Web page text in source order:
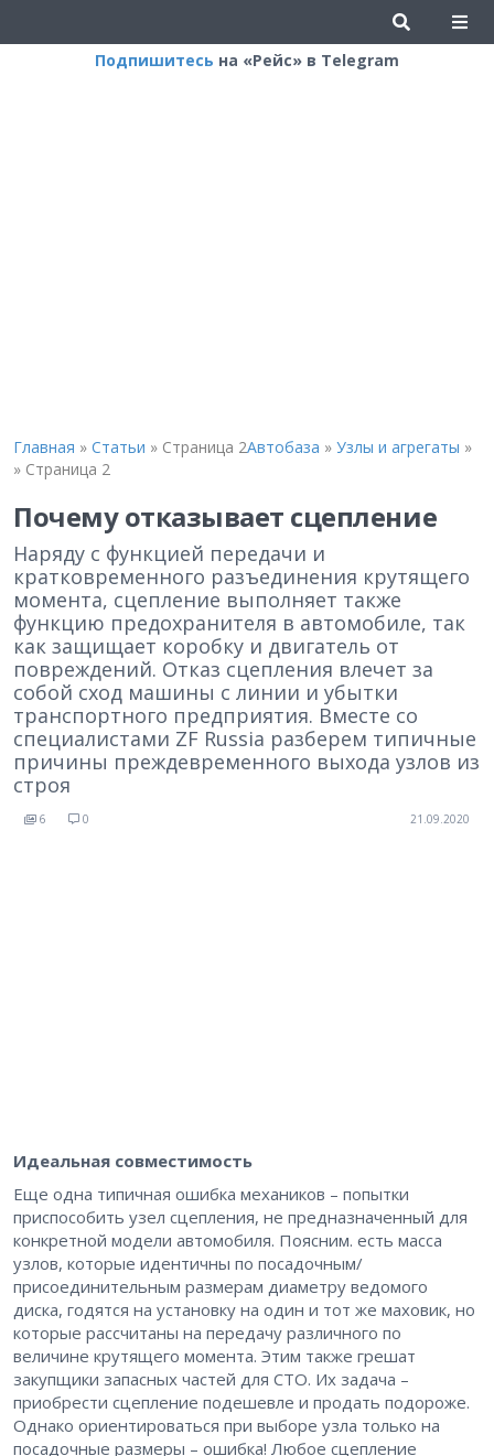
Подпишитесь на «Рейс» в Telegram
Главная » Статьи » Страница 2Автобаза » Узлы и агрегаты »
» Страница 2
Почему отказывает сцепление
Наряду с функцией передачи и
кратковременного разъединения крутящего
момента, сцепление выполняет также
функцию предохранителя в автомобиле, так
как защищает коробку и двигатель от
повреждений. Отказ сцепления влечет за
собой сход машины с линии и убытки
транспортного предприятия. Вместе со
специалистами ZF Russia разберем типичные
причины преждевременного выхода узлов из
строя
6 0 21.09.2020
Идеальная совместимость
Еще одна типичная ошибка механиков – ​попытки
приспособить узел сцепления, не предназначенный для
конкретной модели автомобиля. Поясним. ​есть масса
узлов, которые идентичны по посадочным/
присоединительным размерам диаметру ведомого
диска, годятся на установку на один и тот же маховик, но
которые рассчитаны на передачу различного по
величине крутящего момента. Этим также грешат
закупщики запасных частей для СТО. Их задача – ​
приобрести сцепление подешевле и продать подороже.
Однако ориентироваться при выборе узла только на
посадочные размеры – ​ошибка! Любое сцепление